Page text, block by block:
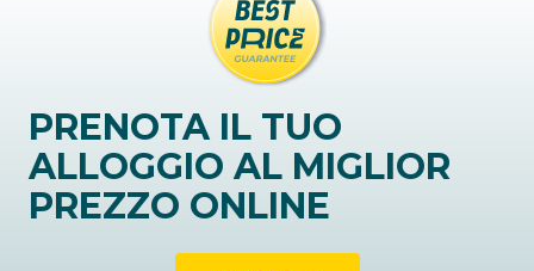
PRENOTA IL TUO
ALLOGGIO AL MIGLIOR
PREZZO ONLINE